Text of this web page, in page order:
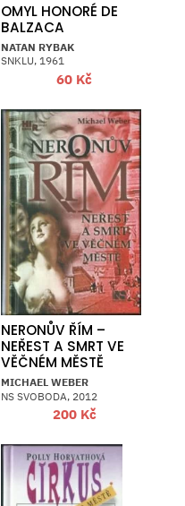
OMYL HONORÉ DE
BALZACA
NATAN RYBAK
SNKLU, 1961
60 Kč
NERONŮV ŘÍM –
NEŘEST A SMRT VE
VĚČNÉM MĚSTĚ
MICHAEL WEBER
NS SVOBODA, 2012
200 Kč